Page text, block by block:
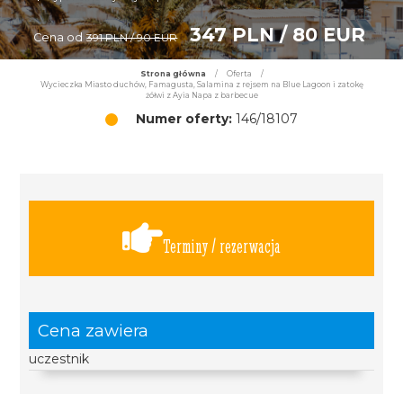
Cena od 391 PLN / 90 EUR 347 PLN / 80 EUR
Strona główna / Oferta
/
Wycieczka Miasto duchów, Famagusta, Salamina z rejsem na Blue Lagoon i zatokę
żółwi z Ayia Napa z barbecue
Numer oferty: 146/18107
Terminy / rezerwacja
Cena zawiera
uczestnik